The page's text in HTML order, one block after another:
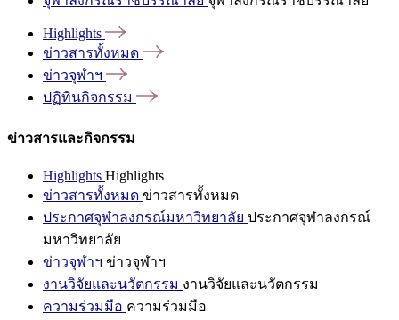
Highlights
ข่าวสารทั้งหมด
ข่าวจุฬาฯ
ปฏิทินกิจกรรม
ข่าวสารและกิจกรรม
Highlights Highlights
ข่าวสารทั้งหมด ข่าวสารทั้งหมด
ประกาศจุฬาลงกรณ์มหาวิทยาลัย ประกาศจุฬาลงกรณ์
มหาวิทยาลัย
ข่าวจุฬาฯ ข่าวจุฬาฯ
งานวิจัยและนวัตกรรม งานวิจัยและนวัตกรรม
ความร่วมมือ ความร่วมมือ